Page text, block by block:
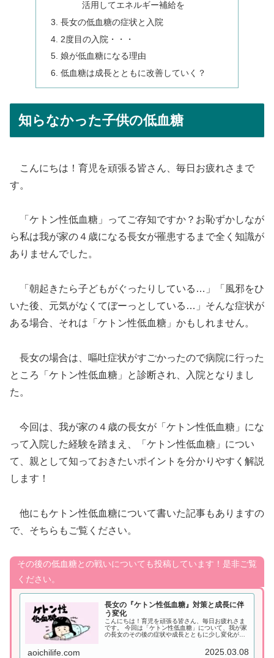
活用してエネルギー補給を
長女の低血糖の症状と入院
2度目の入院・・・
娘が低血糖になる理由
低血糖は成長とともに改善していく？
知らなかった子供の低血糖
こんにちは！育児を頑張る皆さん、毎日お疲れさまで
す。
「ケトン性低血糖」ってご存知ですか？お恥ずかしなが
ら私は我が家の４歳になる長女が罹患するまで全く知識が
ありませんでした。
「朝起きたら子どもがぐったりしている…」「風邪をひ
いた後、元気がなくてぼーっとしている…」そんな症状が
ある場合、それは「ケトン性低血糖」かもしれません。
長女の場合は、嘔吐症状がすごかったので病院に行った
ところ「ケトン性低血糖」と診断され、入院となりまし
た。
今回は、我が家の４歳の長女が「ケトン性低血糖」にな
って入院した経験を踏まえ、「ケトン性低血糖」につい
て、親として知っておきたいポイントを分かりやすく解説
します！
他にもケトン性低血糖について書いた記事もありますの
で、そちらもご覧ください。
その後の低血糖との戦いについても投稿しています！是非ご覧
ください。
長女の『ケトン性低血糖』対策と成長に伴
う変化
こんにちは！育児を頑張る皆さん、毎日お疲れさま
です。 今回は「ケトン性低血糖」について、我が家
の長女のその後の症状や成長とともに少し変化が見
ます。 「ケトン性低血糖」で悩んでいるみなさん
aoichilife.com 2025.03.08